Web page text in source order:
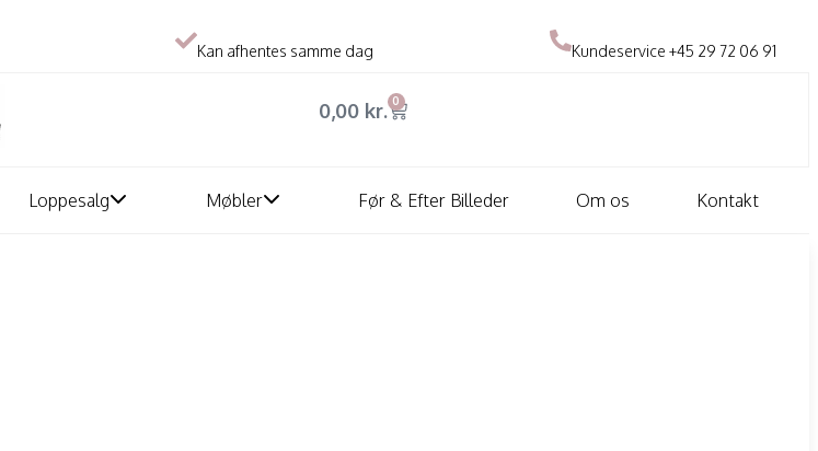
Kan afhentes samme dag Kundeservice +45 29 72 06 91
0,00 kr. 0
Loppesalg Møbler Før & Efter Billeder Om os Kontakt